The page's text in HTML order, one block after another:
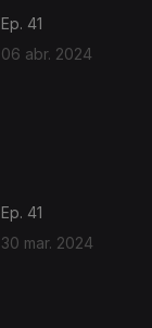
Ep. 41
06 abr. 2024
Ep. 41
30 mar. 2024